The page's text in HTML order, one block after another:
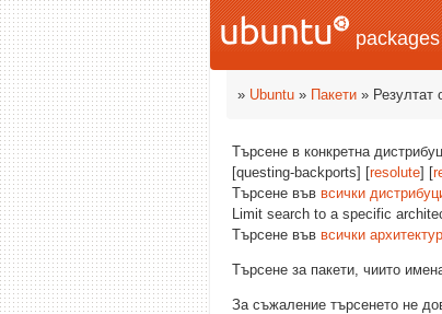
packages
» Ubuntu » Пакети » Резултат
Търсене в конкретна
[questing-backports] [resolute] [
Търсене във всички
Limit search to a specific
Търсене във всички
Търсене за пакети, чиито
За съжаление търсенето не